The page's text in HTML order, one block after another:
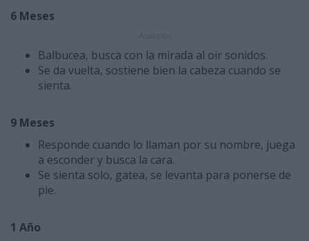
6 Meses
Balbucea, busca con la mirada al oir sonidos.
Se da vuelta, sostiene bien la cabeza cuando se
sienta.
9 Meses
Responde cuando lo llaman por su nombre, juega
a esconder y busca la cara.
Se sienta solo, gatea, se levanta para ponerse de
pie.
1 Año